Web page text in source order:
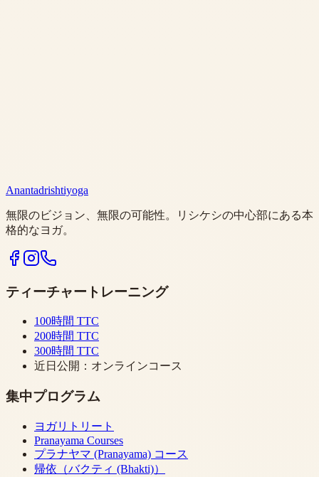
Anantadrishtiyoga
無限のビジョン、無限の可能性。リシケシの中心部にある本
格的なヨガ。
ティーチャートレーニング
100時間 TTC
200時間 TTC
300時間 TTC
近日公開：オンラインコース
集中プログラム
ヨガリトリート
Pranayama Courses
プラナヤマ (Pranayama) コース
帰依（バクティ (Bhakti)）